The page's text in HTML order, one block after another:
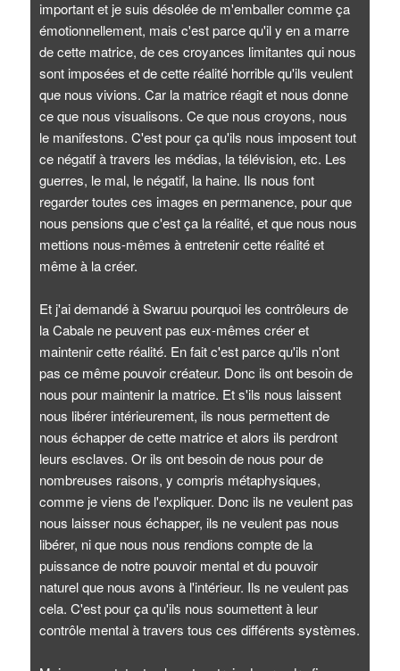
important et je suis désolée de m'emballer comme ça
émotionnellement, mais c'est parce qu'il y en a marre
de cette matrice, de ces croyances limitantes qui nous
sont imposées et de cette réalité horrible qu'ils veulent
que nous vivions. Car la matrice réagit et nous donne
ce que nous visualisons. Ce que nous croyons, nous
le manifestons. C'est pour ça qu'ils nous imposent tout
ce négatif à travers les médias, la télévision, etc. Les
guerres, le mal, le négatif, la haine. Ils nous font
regarder toutes ces images en permanence, pour que
nous pensions que c'est ça la réalité, et que nous nous
mettions nous-mêmes à entretenir cette réalité et
même à la créer.
Et j'ai demandé à Swaruu pourquoi les contrôleurs de
la Cabale ne peuvent pas eux-mêmes créer et
maintenir cette réalité. En fait c'est parce qu'ils n'ont
pas ce même pouvoir créateur. Donc ils ont besoin de
nous pour maintenir la matrice. Et s'ils nous laissent
nous libérer intérieurement, ils nous permettent de
nous échapper de cette matrice et alors ils perdront
leurs esclaves. Or ils ont besoin de nous pour de
nombreuses raisons, y compris métaphysiques,
comme je viens de l'expliquer. Donc ils ne veulent pas
nous laisser nous échapper, ils ne veulent pas nous
libérer, ni que nous nous rendions compte de la
puissance de notre pouvoir mental et du pouvoir
naturel que nous avons à l'intérieur. Ils ne veulent pas
cela. C'est pour ça qu'ils nous soumettent à leur
contrôle mental à travers tous ces différents systèmes.